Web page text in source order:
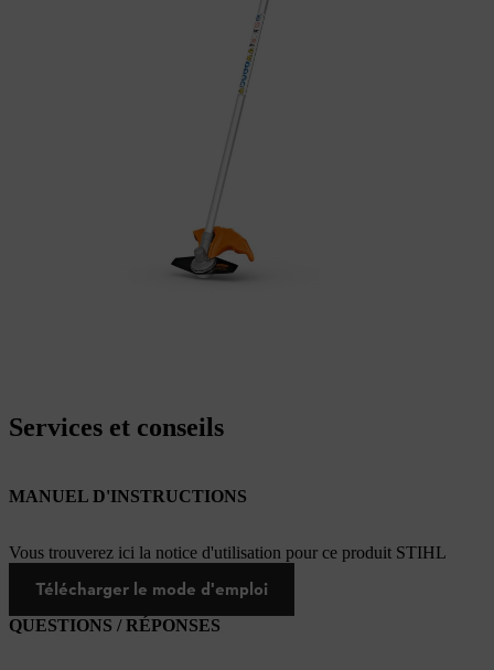
Services et conseils
MANUEL D'INSTRUCTIONS
Vous trouverez ici la notice d'utilisation pour ce produit STIHL
Télécharger le mode d'emploi
QUESTIONS / RÉPONSES